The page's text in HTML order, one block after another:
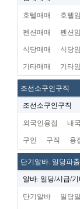
호텔매매 호텔
펜션매매 펜션
식당매매 식당
기타매매 기타
조선소구인구직
조선소구인구직
외국인용접 내
구인 구직 용
단기알바. 일당파
알바: 일당/시급/
단기알바 일당